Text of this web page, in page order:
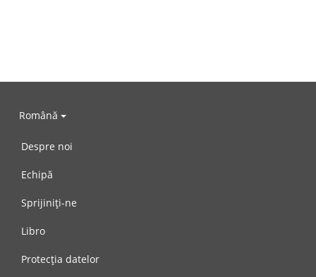
Română
Despre noi
Echipă
Sprijiniți-ne
Libro
Protecția datelor